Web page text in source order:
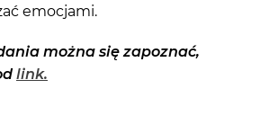
emocjami.
można się zapoznać,
link.